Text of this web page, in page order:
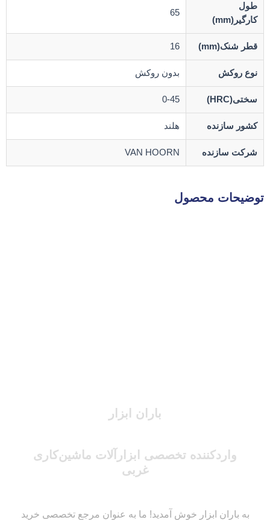
طول
کارگیر(mm)
65
قطر شنک(mm) 16
نوع روکش بدون روکش
سختی(HRC) 0-45
کشور سازنده هلند
شرکت سازنده VAN HOORN
توضیحات محصول
باران ابزار
واردکننده تخصصی ابزارآلات ماشین‌کاری
غربی
به باران ابزار خوش آمدید! ما به عنوان مرجع تخصصی خرید